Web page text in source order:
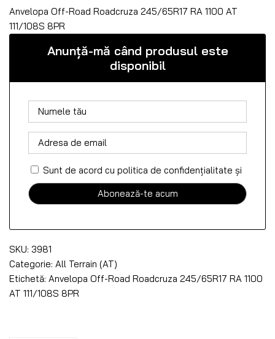
Anvelopa Off-Road Roadcruza 245/65R17 RA 1100 AT
111/108S 8PR
Anunță-mă când produsul este
disponibil
Sunt de acord cu politica de confidențialitate și
SKU: 3981
Categorie: All Terrain (AT)
Etichetă: Anvelopa Off-Road Roadcruza 245/65R17 RA 1100
AT 111/108S 8PR